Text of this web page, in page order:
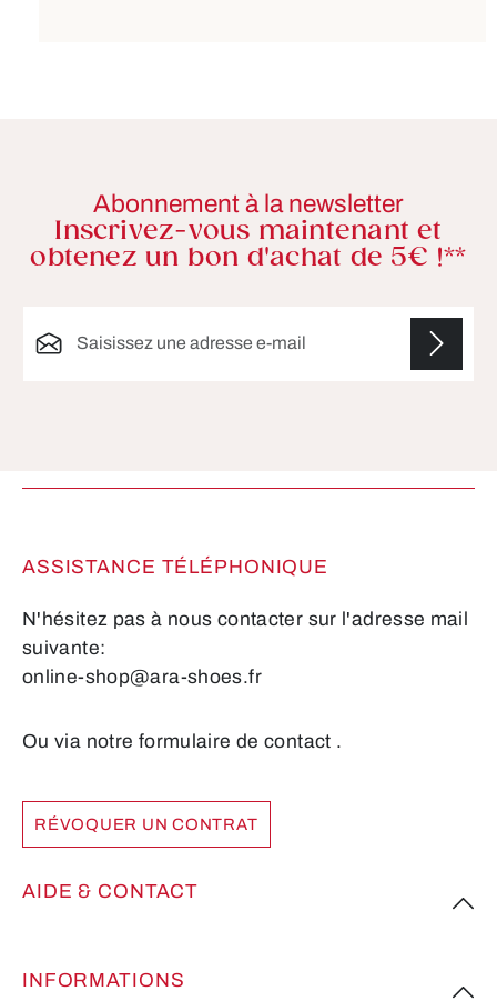
Abonnement à la newsletter
Inscrivez-vous maintenant et
obtenez un bon d'achat de 5€ !**
ASSISTANCE TÉLÉPHONIQUE
N'hésitez pas à nous contacter sur l'adresse mail
suivante:
online-shop@ara-shoes.fr
Ou via notre formulaire de contact .
RÉVOQUER UN CONTRAT
AIDE & CONTACT
INFORMATIONS